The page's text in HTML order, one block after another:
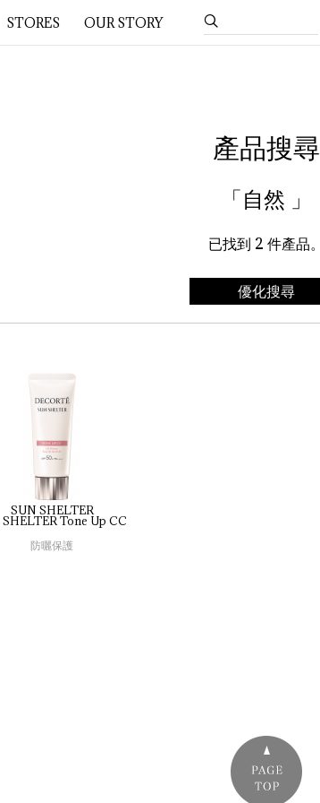
STORES OUR STORY
產品搜尋
「自然 」
已找到 2 件產品。
優化搜尋
SUN SHELTER
SHELTER Tone Up CC
防曬保護